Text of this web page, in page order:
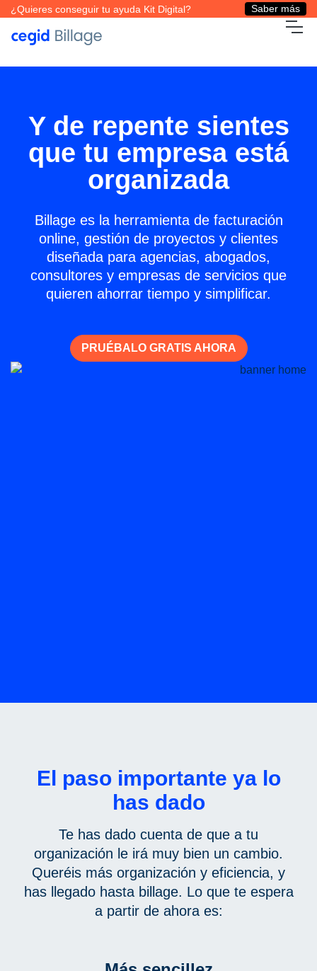
¿Quieres conseguir tu ayuda Kit Digital? Saber más
Y de repente sientes
que tu empresa está
organizada
Billage es la herramienta de facturación
online, gestión de proyectos y clientes
diseñada para agencias, abogados,
consultores y empresas de servicios que
quieren ahorrar tiempo y simplificar.
PRUÉBALO GRATIS AHORA
El paso importante ya lo
has dado
Te has dado cuenta de que a tu
organización le irá muy bien un cambio.
Queréis más organización y eficiencia, y
has llegado hasta billage. Lo que te espera
a partir de ahora es: